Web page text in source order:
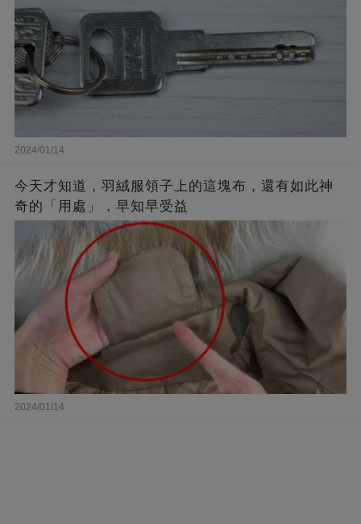
2024/01/14
今天才知道，羽絨服領子上的這塊布，還有如此神
奇的「用處」，早知早受益
2024/01/14